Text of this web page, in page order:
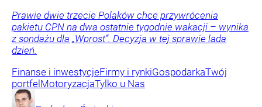
Prawie dwie trzecie Polaków chce przywrócenia
pakietu CPN na dwa ostatnie tygodnie wakacji – wynika
z sondażu dla „Wprost”. Decyzja w tej sprawie lada
dzień.
Finanse i inwestycjeFirmy i rynkiGospodarkaTwój
portfelMotoryzacjaTylko u Nas